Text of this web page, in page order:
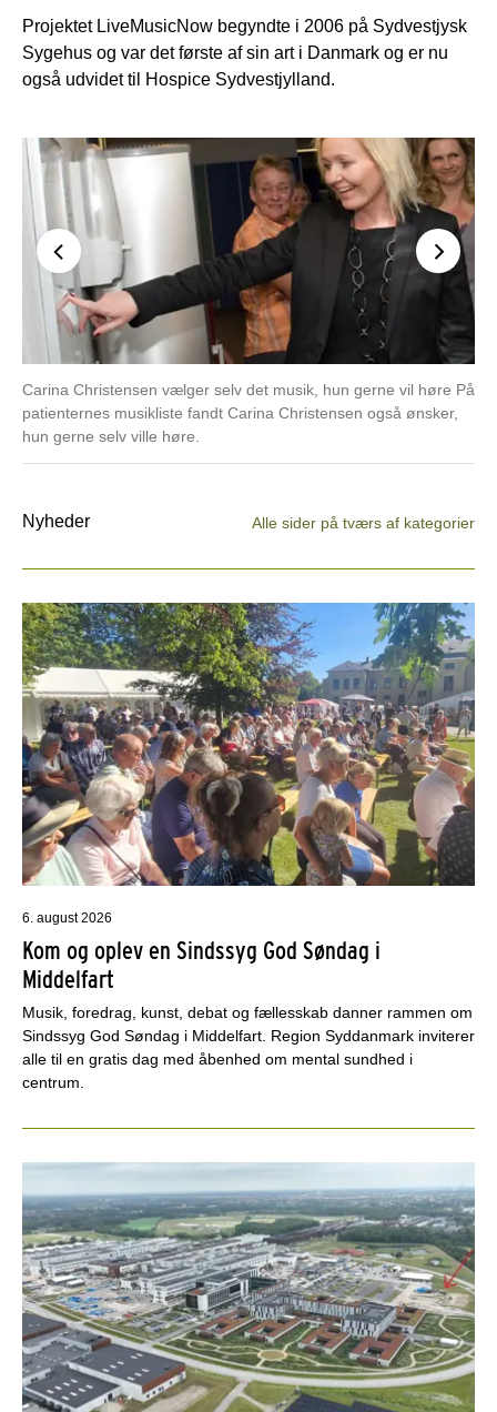
Projektet LiveMusicNow begyndte i 2006 på Sydvestjysk
Sygehus og var det første af sin art i Danmark og er nu
også udvidet til Hospice Sydvestjylland.
Carina Christensen vælger selv det musik, hun gerne vil høre På
patienternes musikliste fandt Carina Christensen også ønsker,
hun gerne selv ville høre.
Nyheder Alle sider på tværs af kategorier
6. august 2026
Kom og oplev en Sindssyg God Søndag i
Middelfart
Musik, foredrag, kunst, debat og fællesskab danner rammen om
Sindssyg God Søndag i Middelfart. Region Syddanmark inviterer
alle til en gratis dag med åbenhed om mental sundhed i
centrum.